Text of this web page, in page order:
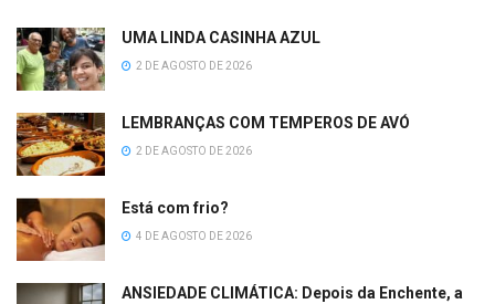
UMA LINDA CASINHA AZUL
2 DE AGOSTO DE 2026
LEMBRANÇAS COM TEMPEROS DE AVÓ
2 DE AGOSTO DE 2026
Está com frio?
4 DE AGOSTO DE 2026
ANSIEDADE CLIMÁTICA: Depois da Enchente, a